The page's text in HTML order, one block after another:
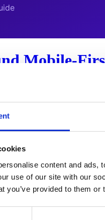
content and ads,
use of our site with our
you’ve provided to them
Mobile-
Headless Storefront gibt dir